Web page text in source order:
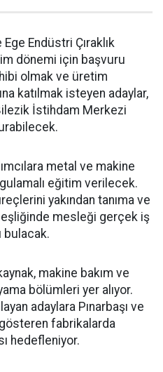
Ege Endüstri Çıraklık
dönemi için başvuru
olmak ve üretim
katılmak isteyen adaylar,
İstihdam Merkezi
metal ve makine
eğitim verilecek.
yakından tanıma ve
mesleği gerçek iş
bulacak.
makine bakım ve
bölümleri yer alıyor.
adaylara Pınarbaşı ve
fabrikalarda
hedefleniyor.